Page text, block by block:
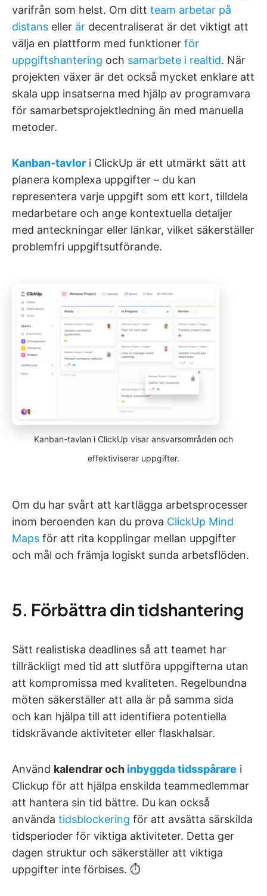
varifrån som helst. Om ditt team arbetar på
distans eller är decentraliserat är det viktigt att
välja en plattform med funktioner för
uppgiftshantering och samarbete i realtid. När
projekten växer är det också mycket enklare att
skala upp insatserna med hjälp av programvara
för samarbetsprojektledning än med manuella
metoder.
Kanban-tavlor i ClickUp är ett utmärkt sätt att
planera komplexa uppgifter – du kan
representera varje uppgift som ett kort, tilldela
medarbetare och ange kontextuella detaljer
med anteckningar eller länkar, vilket säkerställer
problemfri uppgiftsutförande.
Kanban-tavlan i ClickUp visar ansvarsområden och
effektiviserar uppgifter.
Om du har svårt att kartlägga arbetsprocesser
inom beroenden kan du prova ClickUp Mind
Maps för att rita kopplingar mellan uppgifter
och mål och främja logiskt sunda arbetsflöden.
5. Förbättra din tidshantering
Sätt realistiska deadlines så att teamet har
tillräckligt med tid att slutföra uppgifterna utan
att kompromissa med kvaliteten. Regelbundna
möten säkerställer att alla är på samma sida
och kan hjälpa till att identifiera potentiella
tidskrävande aktiviteter eller flaskhalsar.
Använd kalendrar och inbyggda tidsspårare i
Clickup för att hjälpa enskilda teammedlemmar
att hantera sin tid bättre. Du kan också
använda tidsblockering för att avsätta särskilda
tidsperioder för viktiga aktiviteter. Detta ger
dagen struktur och säkerställer att viktiga
uppgifter inte förbises. ⏱️